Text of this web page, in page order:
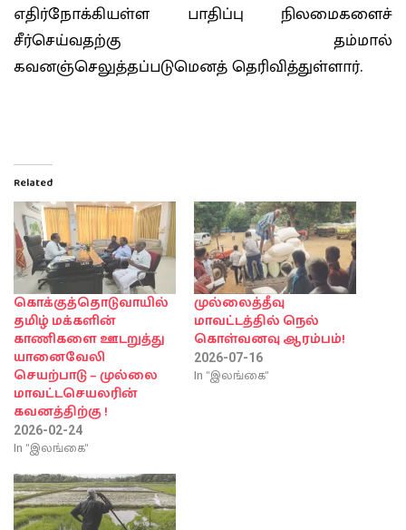
எதிர்நோக்கியள்ள பாதிப்பு நிலமைகளைச்
சீர்செய்வதற்கு தம்மால்
கவனஞ்செலுத்தப்படுமெனத் தெரிவித்துள்ளார்.
Related
கொக்குத்தொடுவாயில்
தமிழ் மக்களின்
காணிகளை ஊடறுத்து
யானைவேலி
செயற்பாடு – முல்லை
மாவட்டசெயலரின்
கவனத்திற்கு !
2026-02-24
In "இலங்கை"
முல்லைத்தீவு
மாவட்டத்தில் நெல்
கொள்வனவு ஆரம்பம்!
2026-07-16
In "இலங்கை"